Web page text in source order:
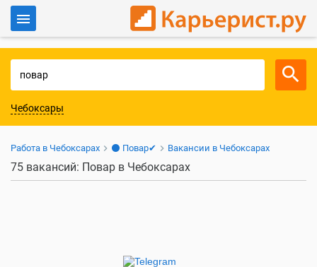
Для работодателей
Чебоксары
Работа в Чебоксарах ⚫ Повар✔ Вакансии в Чебоксарах
75 вакансий: Повар в Чебоксарах